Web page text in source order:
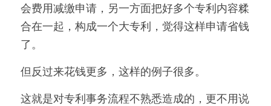
会费用减缴申请，另一方面把好多个专利内容糅
合在一起，构成一个大专利，觉得这样申请省钱
了。
但反过来花钱更多，这样的例子很多。
这就是对专利事务流程不熟悉造成的，更不用说